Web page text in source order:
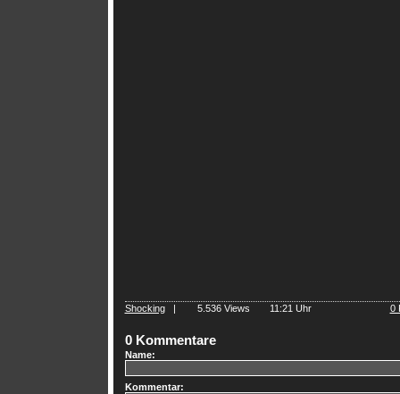
0
Shocking| 5.536 Views 11:21 Uhr
0 Kommentare
Name:
Kommentar: